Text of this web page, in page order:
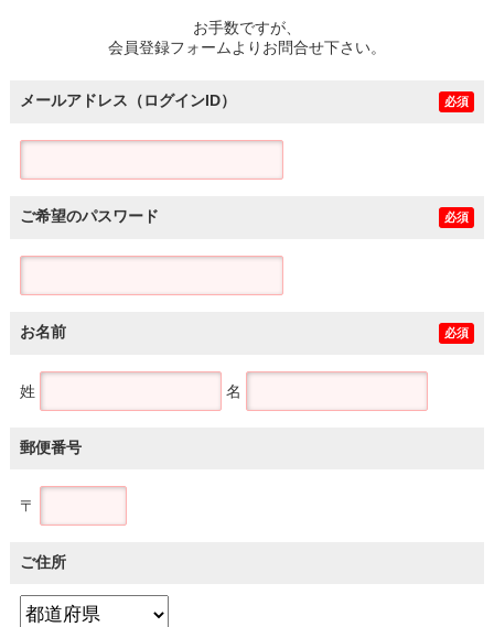
お手数ですが、
会員登録フォームよりお問合せ下さい。
メールアドレス（ログインID） 必須
ご希望のパスワード 必須
お名前 必須
姓 名
郵便番号
〒
ご住所